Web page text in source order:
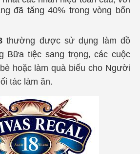
đã tăng 40% trong vòng bốn
thường được sử dụng làm đồ
Bữa tiệc sang trọng, các cuộc
hoặc làm quà biếu cho Người
tác làm ăn.